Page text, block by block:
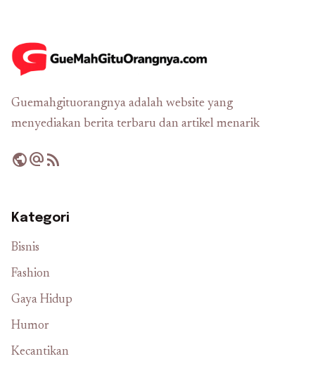
Guemahgituorangnya adalah website yang
menyediakan berita terbaru dan artikel menarik
publicalternate_emailrss_feed
Kategori
Bisnis
Fashion
Gaya Hidup
Humor
Kecantikan